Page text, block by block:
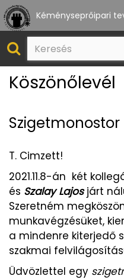
Kéményseprőipari
Köszönőlevél
Szigetmonostor
T. Cimzett!
2021.11.8-án két
és Szalay Lajosjárt
Szeretném
munkavégzésüket,
a mindenre kiterjedő
szakmai
Üdvözlettel egy